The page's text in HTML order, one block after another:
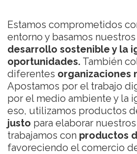
Estamos comprometidos
entorno y basamos
desarrollo sostenible y la
oportunidades. También
diferentes organizaciones
Apostamos por el trabajo
por el medio ambiente y la
eso, utilizamos productos
justo para elaborar
trabajamos con productos
favoreciendo el comercio